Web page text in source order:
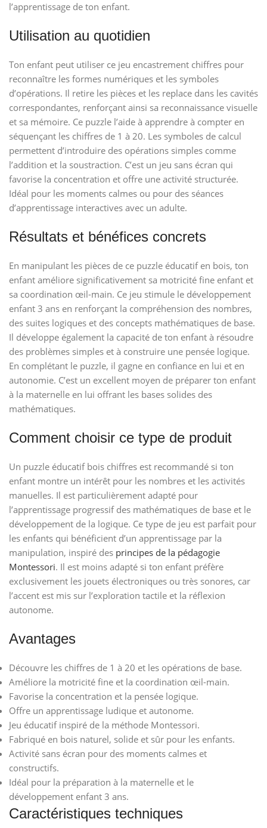
l’apprentissage de ton enfant.
Utilisation au quotidien
Ton enfant peut utiliser ce jeu encastrement chiffres pour
reconnaître les formes numériques et les symboles
d’opérations. Il retire les pièces et les replace dans les cavités
correspondantes, renforçant ainsi sa reconnaissance visuelle
et sa mémoire. Ce puzzle l’aide à apprendre à compter en
séquençant les chiffres de 1 à 20. Les symboles de calcul
permettent d’introduire des opérations simples comme
l’addition et la soustraction. C’est un jeu sans écran qui
favorise la concentration et offre une activité structurée.
Idéal pour les moments calmes ou pour des séances
d’apprentissage interactives avec un adulte.
Résultats et bénéfices concrets
En manipulant les pièces de ce puzzle éducatif en bois, ton
enfant améliore significativement sa motricité fine enfant et
sa coordination œil-main. Ce jeu stimule le développement
enfant 3 ans en renforçant la compréhension des nombres,
des suites logiques et des concepts mathématiques de base.
Il développe également la capacité de ton enfant à résoudre
des problèmes simples et à construire une pensée logique.
En complétant le puzzle, il gagne en confiance en lui et en
autonomie. C’est un excellent moyen de préparer ton enfant
à la maternelle en lui offrant les bases solides des
mathématiques.
Comment choisir ce type de produit
Un puzzle éducatif bois chiffres est recommandé si ton
enfant montre un intérêt pour les nombres et les activités
manuelles. Il est particulièrement adapté pour
l’apprentissage progressif des mathématiques de base et le
développement de la logique. Ce type de jeu est parfait pour
les enfants qui bénéficient d’un apprentissage par la
manipulation, inspiré des principes de la pédagogie
Montessori. Il est moins adapté si ton enfant préfère
exclusivement les jouets électroniques ou très sonores, car
l’accent est mis sur l’exploration tactile et la réflexion
autonome.
Avantages
Découvre les chiffres de 1 à 20 et les opérations de base.
Améliore la motricité fine et la coordination œil-main.
Favorise la concentration et la pensée logique.
Offre un apprentissage ludique et autonome.
Jeu éducatif inspiré de la méthode Montessori.
Fabriqué en bois naturel, solide et sûr pour les enfants.
Activité sans écran pour des moments calmes et
constructifs.
Idéal pour la préparation à la maternelle et le
développement enfant 3 ans.
Caractéristiques techniques